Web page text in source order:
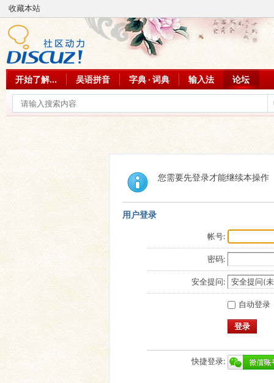
收藏本站
开始了解... 吴语拼音 字典 · 词典 输入法 论坛
您需要先登录才能继续本操作
用户登录
帐号:
密码:
安全提问:
自动登录
登录
快捷登录: